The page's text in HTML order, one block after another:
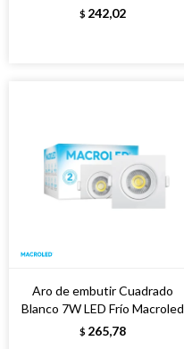
$ 242,02
Aro de embutir Cuadrado
Blanco 7W LED Frío Macroled
$ 265,78